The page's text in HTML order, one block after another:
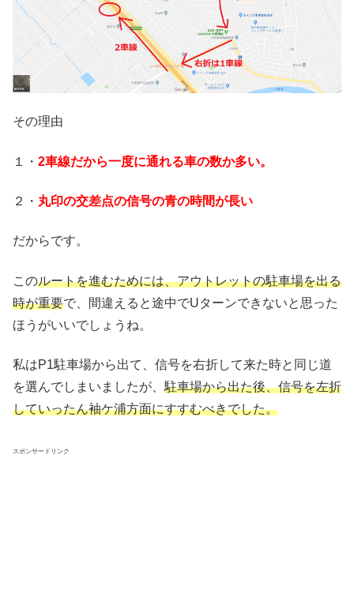
その理由
１・ 2車線だから一度に通れる車の数か多い。
２・ 丸印の交差点の信号の青の時間が長い
だからです。
このルートを進むためには、アウトレットの駐車場を出る
時が重要で、間違えると途中でUターンできないと思った
ほうがいいでしょうね。
私はP1駐車場から出て、信号を右折して来た時と同じ道
を選んでしまいましたが、 駐車場から出た後、信号を左折
していったん袖ケ浦方面にすすむべきでした。
スポンサードリンク